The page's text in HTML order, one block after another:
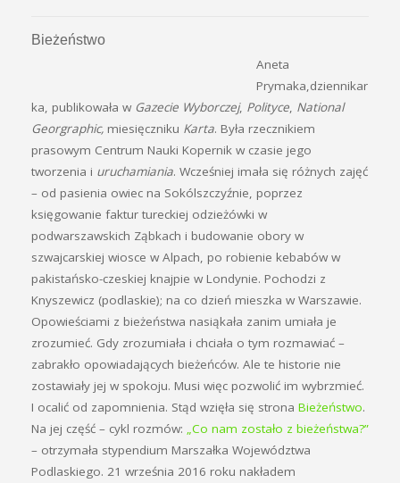
Bieżeństwo
Aneta
Prymaka,dziennikar
ka, publikowała w Gazecie Wyborczej, Polityce, National
Georgraphic, miesięczniku Karta. Była rzecznikiem
prasowym Centrum Nauki Kopernik w czasie jego
tworzenia i uruchamiania. Wcześniej imała się różnych zajęć
– od pasienia owiec na Sokólszczyźnie, poprzez
księgowanie faktur tureckiej odzieżówki w
podwarszawskich Ząbkach i budowanie obory w
szwajcarskiej wiosce w Alpach, po robienie kebabów w
pakistańsko-czeskiej knajpie w Londynie. Pochodzi z
Knyszewicz (podlaskie); na co dzień mieszka w Warszawie.
Opowieściami z bieżeństwa nasiąkała zanim umiała je
zrozumieć. Gdy zrozumiała i chciała o tym rozmawiać –
zabrakło opowiadających bieżeńców. Ale te historie nie
zostawiały jej w spokoju. Musi więc pozwolić im wybrzmieć.
I ocalić od zapomnienia. Stąd wzięła się strona Bieżeństwo.
Na jej część – cykl rozmów: „Co nam zostało z bieżeństwa?”
– otrzymała stypendium Marszałka Województwa
Podlaskiego. 21 września 2016 roku nakładem